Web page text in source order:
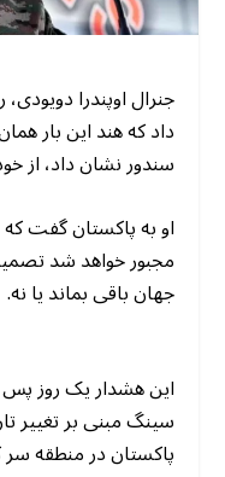
جنرال اوپندرا
داد که هند این بار
سندور نشان داد، از
او به پاکستان گفت که
مجبور خواهد شد
جهان باقی بماند یا نه.
این هشدار یک روز پس
سینگ مبنی بر تغییر
پاکستان در منطقه